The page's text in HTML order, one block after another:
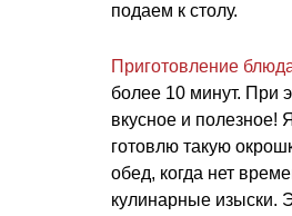
подаем к столу.
Приготовление
более 10 минут. При
вкусное и полезное!
готовлю такую
обед, когда нет
кулинарные изыски.